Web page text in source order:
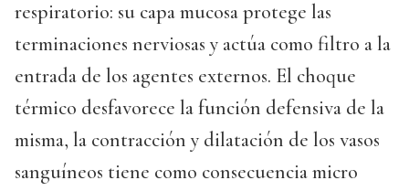
respiratorio: su capa mucosa protege las
terminaciones nerviosas y actúa como filtro a la
entrada de los agentes externos. El choque
térmico desfavorece la función defensiva de la
misma, la contracción y dilatación de los vasos
sanguíneos tiene como consecuencia micro